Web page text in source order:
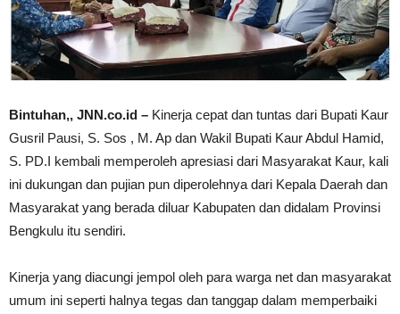
Bintuhan,, JNN.co.id – Kinerja cepat dan tuntas dari Bupati Kaur
Gusril Pausi, S. Sos , M. Ap dan Wakil Bupati Kaur Abdul Hamid,
S. PD.I kembali memperoleh apresiasi dari Masyarakat Kaur, kali
ini dukungan dan pujian pun diperolehnya dari Kepala Daerah dan
Masyarakat yang berada diluar Kabupaten dan didalam Provinsi
Bengkulu itu sendiri.
Kinerja yang diacungi jempol oleh para warga net dan masyarakat
umum ini seperti halnya tegas dan tanggap dalam memperbaiki